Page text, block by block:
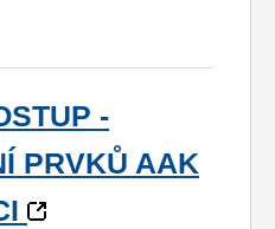
-
PRVKŮ AAK